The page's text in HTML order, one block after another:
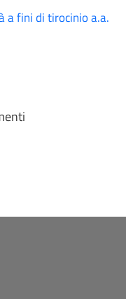
a fini di tirocinio a.a.